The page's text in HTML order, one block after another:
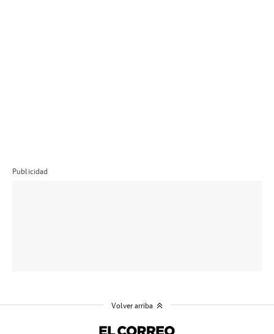
Publicidad
Volver arriba